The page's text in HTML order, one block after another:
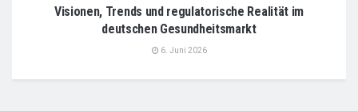
Visionen, Trends und regulatorische Realität im
deutschen Gesundheitsmarkt
6. Juni 2026